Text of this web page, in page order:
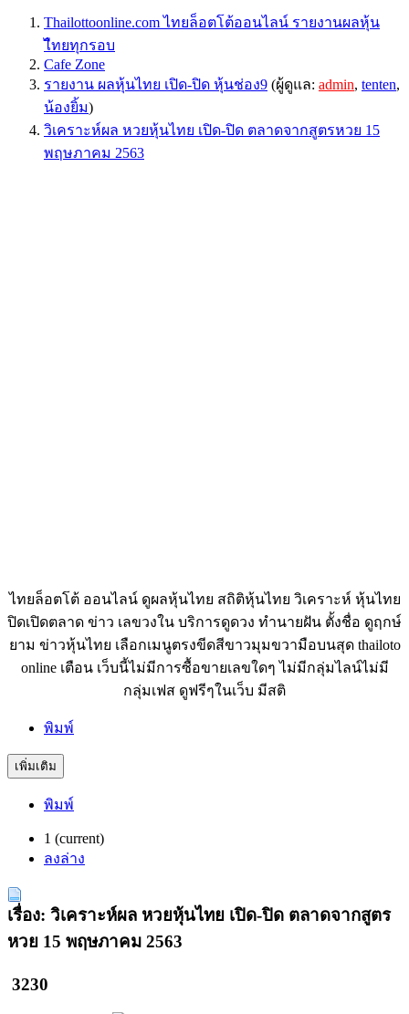
Thailottoonline.com ไทยล็อตโต้ออนไลน์ รายงานผลหุ้น
ไืทยทุกรอบ
Cafe Zone
รายงาน ผลหุ้นไทย เปิด-ปิด หุ้นช่อง9 (ผู้ดูแล: admin, tenten,
น้องยิ้ม)
วิเคราะห์ผล หวยหุ้นไทย เปิด-ปิด ตลาดจากสูตรหวย 15
พฤษภาคม 2563
ไทยล็อตโต้ ออนไลน์ ดูผลหุ้นไทย สถิติหุ้นไทย วิเคราะห์ หุ้นไทย
ปิดเปิดตลาด ข่าว เลขวงใน บริการดูดวง ทำนายฝัน ตั้งชื่อ ดูฤกษ์
ยาม ข่าวหุ้นไทย เลือกเมนูตรงขีดสีขาวมุมขวามือบนสุด thailoto
online เตือน เว็บนี้ไม่มีการซื้อขายเลขใดๆ ไม่มีกลุ่มไลน์ไม่มี
กลุ่มเฟส ดูฟรีๆในเว็บ มีสติ
พิมพ์
เพิ่มเติม
พิมพ์
1 (current)
ลงล่าง
เรื่อง: วิเคราะห์ผล หวยหุ้นไทย เปิด-ปิด ตลาดจากสูตร
หวย 15 พฤษภาคม 2563
3230